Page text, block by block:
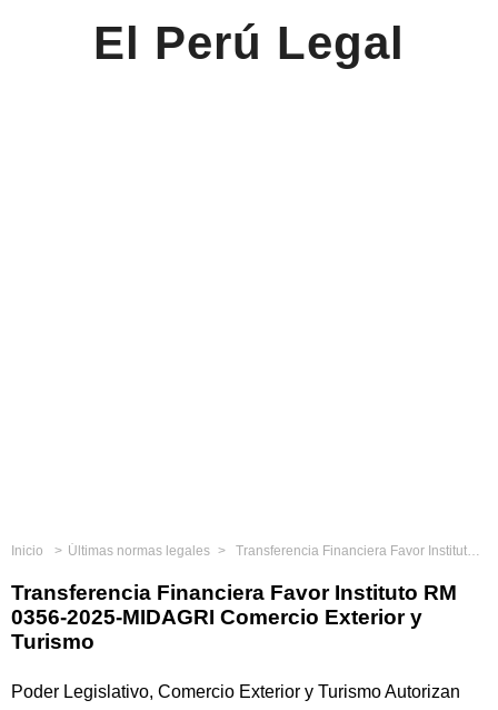
El Perú Legal
Inicio Últimas normas legales Transferencia Financiera Favor Instituto RM 0356-2025-MIDAGRI Comercio Exterior y Turismo
Transferencia Financiera Favor Instituto RM
0356-2025-MIDAGRI Comercio Exterior y
Turismo
Poder Legislativo, Comercio Exterior y Turismo Autorizan